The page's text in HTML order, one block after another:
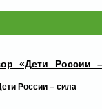
«Дети России
России – сила